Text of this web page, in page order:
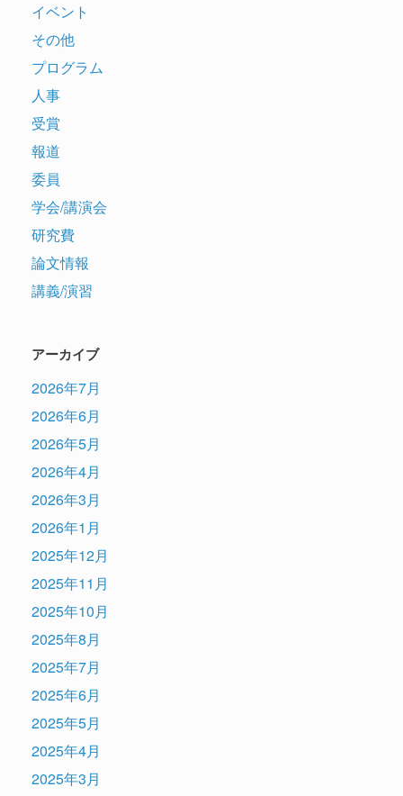
イベント
その他
プログラム
人事
受賞
報道
委員
学会/講演会
研究費
論文情報
講義/演習
アーカイブ
2026年7月
2026年6月
2026年5月
2026年4月
2026年3月
2026年1月
2025年12月
2025年11月
2025年10月
2025年8月
2025年7月
2025年6月
2025年5月
2025年4月
2025年3月